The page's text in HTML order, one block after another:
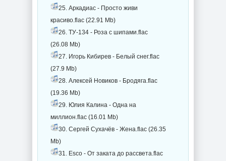
25. Аркадиас - Просто живи
красиво.flac (22.91 Mb)
26. ТУ-134 - Роза с шипами.flac
(26.08 Mb)
27. Игорь Кибирев - Белый снег.flac
(27.9 Mb)
28. Алексей Новиков - Бродяга.flac
(19.36 Mb)
29. Юлия Калина - Одна на
миллион.flac (16.01 Mb)
30. Сергей Сухачёв - Жена.flac (26.35
Mb)
31. Esco - От заката до рассвета.flac